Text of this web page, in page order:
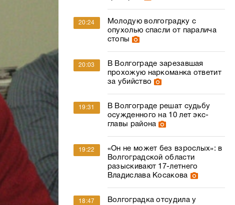
20:24
Молодую волгоградку с
опухолью спасли от паралича
стопы
20:03
В Волгограде зарезавшая
прохожую наркоманка ответит
за убийство
19:31
В Волгограде решат судьбу
осужденного на 10 лет экс-
главы района
19:22
«Он не может без взрослых»: в
Волгоградской области
разыскивают 17-летнего
Владислава Косакова
18:47
Волгоградка отсудила у